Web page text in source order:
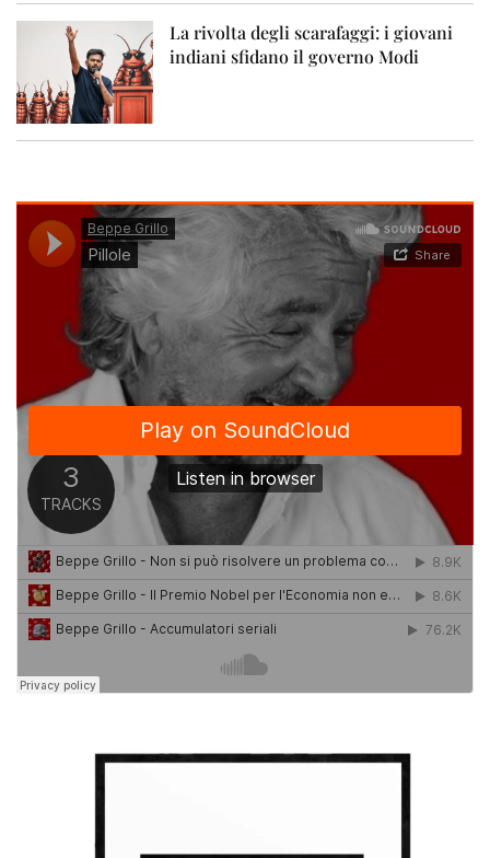
La rivolta degli scarafaggi: i giovani
indiani sfidano il governo Modi